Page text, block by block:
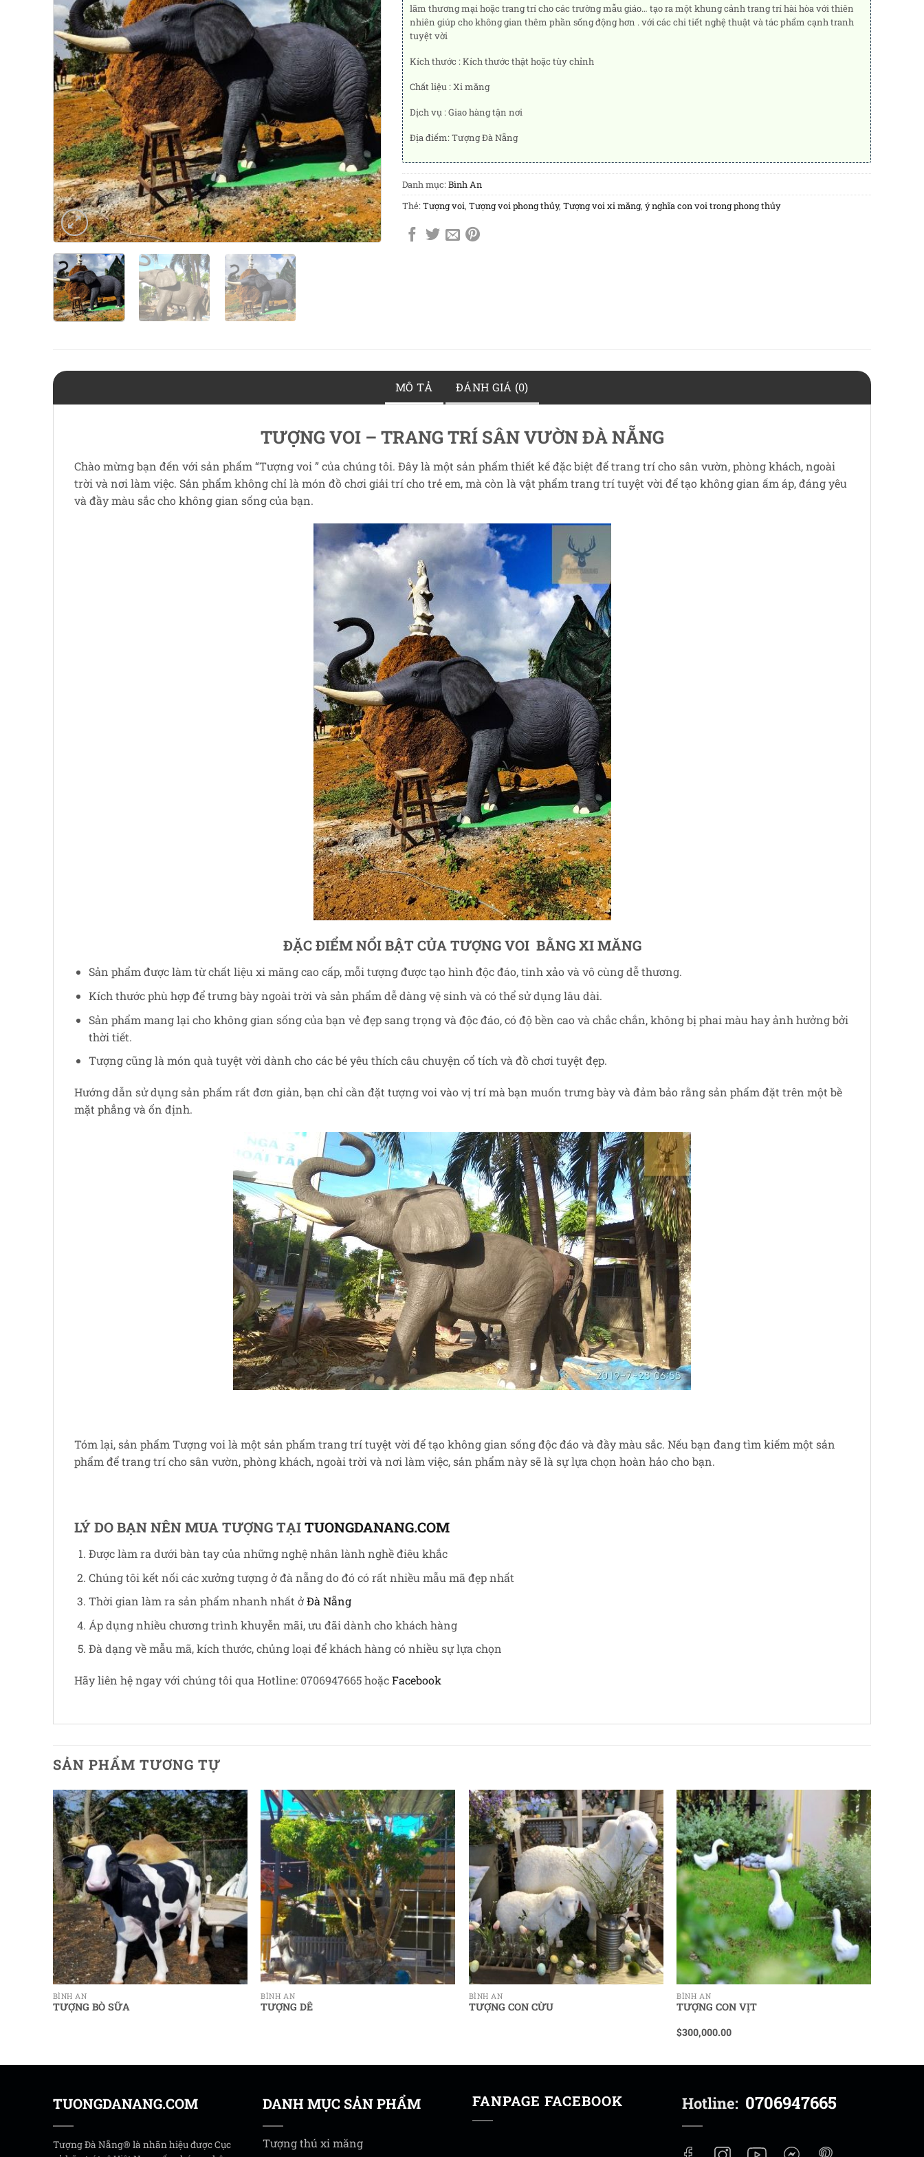
lãm thương mại hoặc trang trí cho các trường mẫu giáo… tạo ra một khung cảnh trang trí hài hòa với thiên
nhiên giúp cho không gian thêm phần sống động hơn . với các chi tiết nghệ thuật và tác phẩm cạnh tranh
tuyệt vời
Kích thước : Kích thước thật hoặc tùy chỉnh
Chất liệu : Xi măng
Dịch vụ : Giao hàng tận nơi
Địa điểm: Tượng Đà Nẵng
Danh mục:Bình An
Thẻ:Tượng voi,Tượng voi phong thủy,Tượng voi xi măng,ý nghĩa con voi trong phong thủy
MÔ TẢ ĐÁNH GIÁ (0)
TƯỢNG VOI – TRANG TRÍ SÂN VƯỜN ĐÀ NẴNG
Chào mừng bạn đến với sản phẩm “Tượng voi ” của chúng tôi. Đây là một sản phẩm thiết kế đặc biệt để trang trí cho sân vườn, phòng khách, ngoài
trời và nơi làm việc. Sản phẩm không chỉ là món đồ chơi giải trí cho trẻ em, mà còn là vật phẩm trang trí tuyệt vời để tạo không gian ấm áp, đáng yêu
và đầy màu sắc cho không gian sống của bạn.
ĐẶC ĐIỂM NỔI BẬT CỦA TƯỢNG VOI BẰNG XI MĂNG
Sản phẩm được làm từ chất liệu xi măng cao cấp, mỗi tượng được tạo hình độc đáo, tinh xảo và vô cùng dễ thương.
Kích thước phù hợp để trưng bày ngoài trời và sản phẩm dễ dàng vệ sinh và có thể sử dụng lâu dài.
Sản phẩm mang lại cho không gian sống của bạn vẻ đẹp sang trọng và độc đáo, có độ bền cao và chắc chắn, không bị phai màu hay ảnh hưởng bởi
thời tiết.
Tượng cũng là món quà tuyệt vời dành cho các bé yêu thích câu chuyện cổ tích và đồ chơi tuyệt đẹp.
Hướng dẫn sử dụng sản phẩm rất đơn giản, bạn chỉ cần đặt tượng voi vào vị trí mà bạn muốn trưng bày và đảm bảo rằng sản phẩm đặt trên một bề
mặt phẳng và ổn định.
Tóm lại, sản phẩm Tượng voi là một sản phẩm trang trí tuyệt vời để tạo không gian sống độc đáo và đầy màu sắc. Nếu bạn đang tìm kiếm một sản
phẩm để trang trí cho sân vườn, phòng khách, ngoài trời và nơi làm việc, sản phẩm này sẽ là sự lựa chọn hoàn hảo cho bạn.
LÝ DO BẠN NÊN MUA TƯỢNG TẠITUONGDANANG.COM
Được làm ra dưới bàn tay của những nghệ nhân lành nghề điêu khắc
Chúng tôi kết nối các xưởng tượng ở đà nẵng do đó có rất nhiều mẫu mã đẹp nhất
Thời gian làm ra sản phẩm nhanh nhất ởĐà Nẵng
Áp dụng nhiều chương trình khuyễn mãi, ưu đãi dành cho khách hàng
Đà dạng về mẫu mã, kích thước, chủng loại để khách hàng có nhiều sự lựa chọn
Hãy liên hệ ngay với chúng tôi qua Hotline: 0706947665 hoặcFacebook
SẢN PHẨM TƯƠNG TỰ
BÌNH AN
TƯỢNG BÒ SỮA
BÌNH AN
TƯỢNG DÊ
BÌNH AN
TƯỢNG CON CỪU
BÌNH AN
TƯỢNG CON VỊT
$300,000.00
TUONGDANANG.COM
Tượng Đà Nẵng® là nhãn hiệu được Cục
DANH MỤC SẢN PHẨM
Tượng thú xi măng
FANPAGE FACEBOOK Hotline: 0706947665